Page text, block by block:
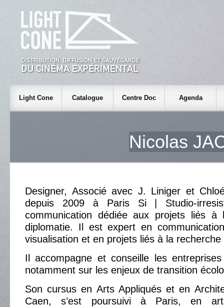
Light Cone Catalogue Centre Doc Agenda
Nicolas
Designer, Associé avec J. Liniger et
depuis 2009 à Paris Si | Studio-
communication dédiée aux projets liés
diplomatie. Il est expert en
visualisation et en projets liés à la
Il accompagne et conseille les
notamment sur les enjeux de transition
Son cursus en Arts Appliqués et en
Caen, s’est poursuivi à Paris, en